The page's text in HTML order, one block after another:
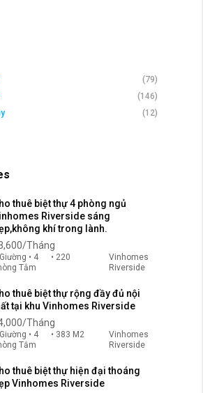
(79)
(146)
(12)
thuê biệt thự 4 phòng ngủ
Riverside sáng
khí trong lành.
Tháng
• 4
Tắm
• 220
Vinhomes
Riverside
thuê biệt thự rộng đầy đủ nội
tại khu Vinhomes Riverside
Tháng
• 4
Tắm
• 383 M2
Vinhomes
Riverside
thuê biệt thự hiện đại thoáng
Vinhomes Riverside